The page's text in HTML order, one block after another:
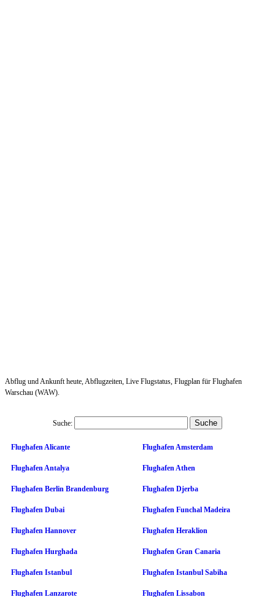
Abflug und Ankunft heute, Abflugzeiten, Live Flugstatus, Flugplan für Flughafen
Warschau (WAW).
Suche:
Flughafen Alicante Flughafen Amsterdam
Flughafen Antalya Flughafen Athen
Flughafen Berlin Brandenburg Flughafen Djerba
Flughafen Dubai Flughafen Funchal Madeira
Flughafen Hannover Flughafen Heraklion
Flughafen Hurghada Flughafen Gran Canaria
Flughafen Istanbul Flughafen Istanbul Sabiha
Flughafen Lanzarote Flughafen Lissabon